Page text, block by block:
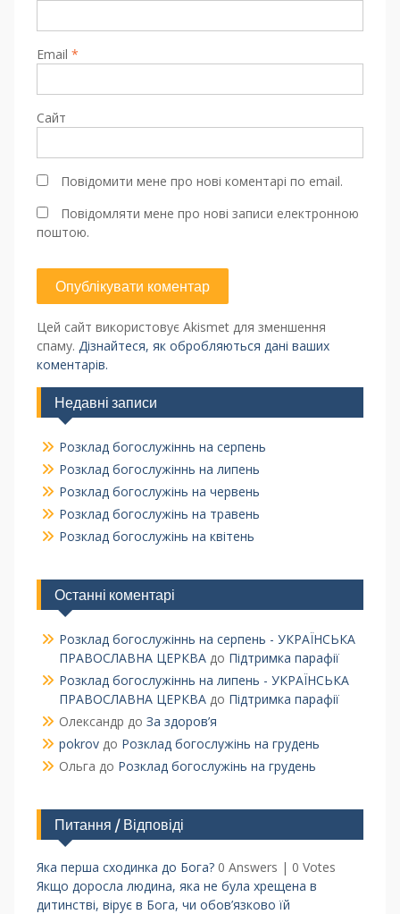
Email *
Сайт
Повідомити мене про нові коментарі по email.
Повідомляти мене про нові записи електронною
поштою.
Цей сайт використовує Akismet для зменшення
спаму. Дізнайтеся, як обробляються дані ваших
коментарів.
Недавні записи
Розклад богослужіннь на серпень
Розклад богослужіннь на липень
Розклад богослужінь на червень
Розклад богослужінь на травень
Розклад богослужінь на квітень
Останні коментарі
Розклад богослужіннь на серпень - УКРАЇНСЬКА
ПРАВОСЛАВНА ЦЕРКВАдо Підтримка парафії
Розклад богослужіннь на липень - УКРАЇНСЬКА
ПРАВОСЛАВНА ЦЕРКВАдо Підтримка парафії
Олександр до За здоров’я
pokrovдо Розклад богослужінь на грудень
Ольга до Розклад богослужінь на грудень
Питання / Відповіді
Яка перша сходинка до Бога? 0 Answers | 0 Votes
Якщо доросла людина, яка не була хрещена в
дитинстві, вірує в Бога, чи обов’язково їй